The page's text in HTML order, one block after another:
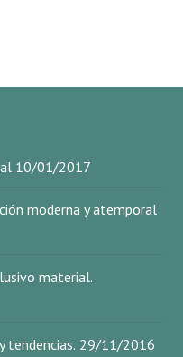
10/01/2017
moderna y atemporal
material.
tendencias. 29/11/2016